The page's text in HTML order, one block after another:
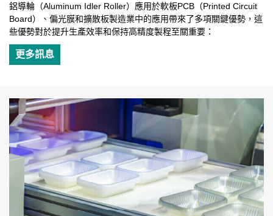
鋁導輪（Aluminum Idler Roller）應用於軟板PCB（Printed Circuit
Board）、偏光膜和擴散板製造業中的應用帶來了多項關鍵優勢，這
些優勢對於提升生產效率和保持高精度製程至關重要：
更多訊息